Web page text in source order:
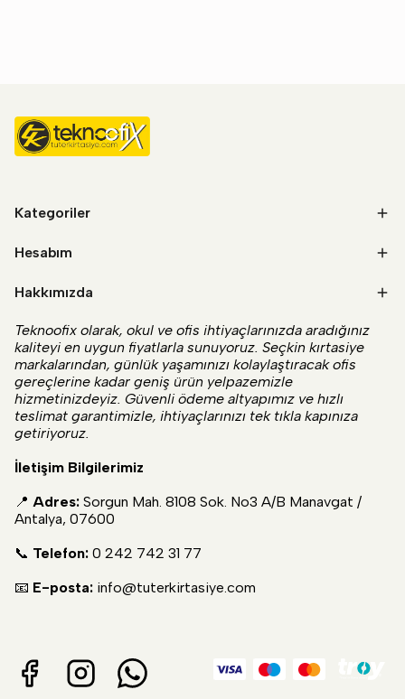
Kategoriler
Hesabım
Hakkımızda
Teknoofix olarak, okul ve ofis ihtiyaçlarınızda aradığınız
kaliteyi en uygun fiyatlarla sunuyoruz. Seçkin kırtasiye
markalarından, günlük yaşamınızı kolaylaştıracak ofis
gereçlerine kadar geniş ürün yelpazemizle
hizmetinizdeyiz. Güvenli ödeme altyapımız ve hızlı
teslimat garantimizle, ihtiyaçlarınızı tek tıkla kapınıza
getiriyoruz.
İletişim Bilgilerimiz
📍 Adres: Sorgun Mah. 8108 Sok. No3 A/B Manavgat /
Antalya, 07600
📞 Telefon: 0 242 742 31 77
📧 E-posta: info@tuterkirtasiye.com